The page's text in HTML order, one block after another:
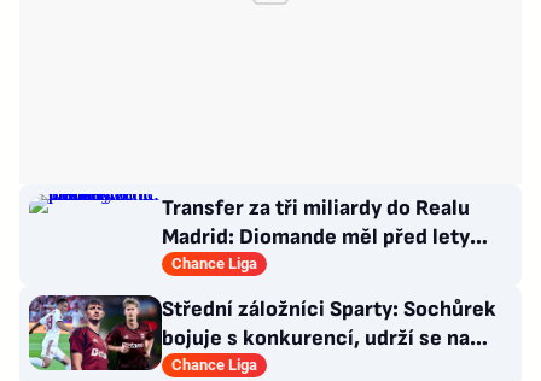
Transfer za tři miliardy do Realu
Madrid: Diomande měl před lety
působit v Česku!
Chance Liga
Střední záložníci Sparty: Sochůrek
bojuje s konkurencí, udrží se na
Letné Hollý?
Chance Liga